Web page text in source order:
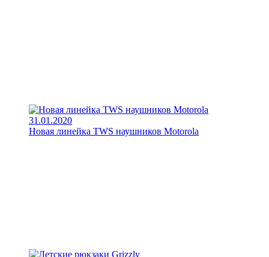
31.01.2020
Новая линейка TWS наушников Motorola